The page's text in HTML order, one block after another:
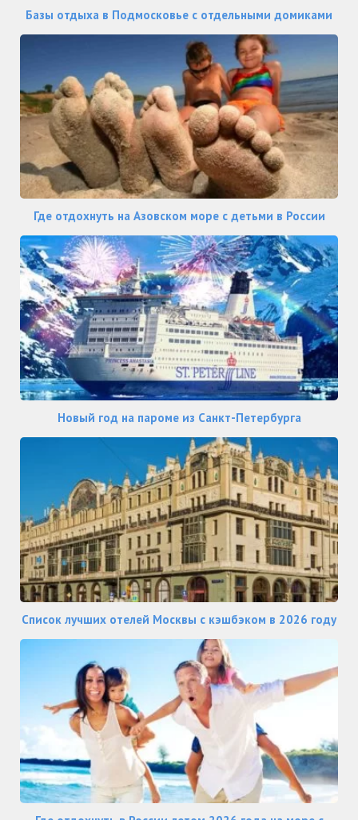
Базы отдыха в Подмосковье с отдельными домиками
Где отдохнуть на Азовском море с детьми в России
Новый год на пароме из Санкт-Петербурга
Список лучших отелей Москвы с кэшбэком в 2026 году